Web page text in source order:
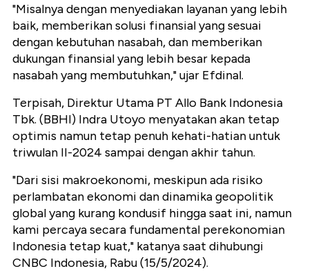
"Misalnya dengan menyediakan layanan yang lebih
baik, memberikan solusi finansial yang sesuai
dengan kebutuhan nasabah, dan memberikan
dukungan finansial yang lebih besar kepada
nasabah yang membutuhkan," ujar Efdinal.
Terpisah, Direktur Utama PT Allo Bank Indonesia
Tbk. (BBHI) Indra Utoyo menyatakan akan tetap
optimis namun tetap penuh kehati-hatian untuk
triwulan II-2024 sampai dengan akhir tahun.
"Dari sisi makroekonomi, meskipun ada risiko
perlambatan ekonomi dan dinamika geopolitik
global yang kurang kondusif hingga saat ini, namun
kami percaya secara fundamental perekonomian
Indonesia tetap kuat," katanya saat dihubungi
CNBC Indonesia, Rabu (15/5/2024).